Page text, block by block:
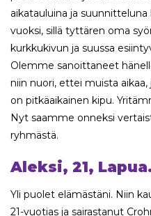
aikatauluina ja
vuoksi, sillä tyttären oma
kurkkukivun ja suussa
Olemme sanoittaneet
niin nuori, ettei muista
on pitkäaikainen kipu.
Nyt saamme onneksi
ryhmästä.
Aleksi, 21,
Yli puolet elämästäni. Niin
21-vuotias ja sairastanut